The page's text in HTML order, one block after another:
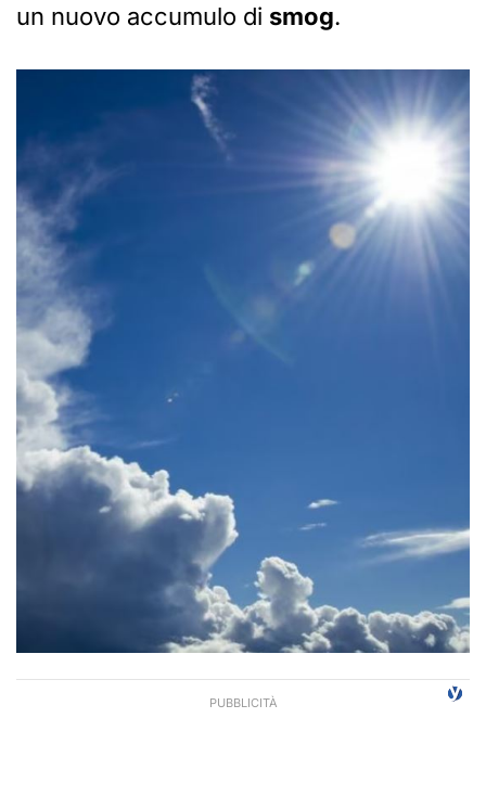
un nuovo accumulo di smog.